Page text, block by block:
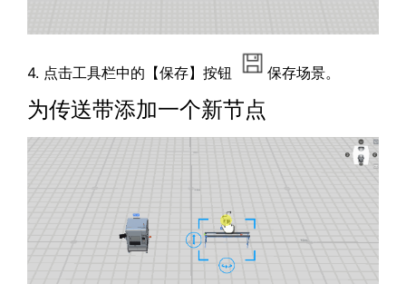
4. 点击工具栏中的【保存】按钮 保存场景。
为传送带添加一个新节点